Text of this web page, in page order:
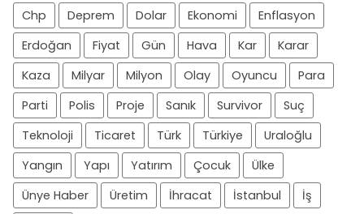
Chp
Deprem Dolar Ekonomi
Enflasyon
Erdoğan
Fiyat Gün Hava Kar
Karar
Kaza
Milyar Milyon Olay Oyuncu
Para
Parti
Polis Proje Sanık Survivor
Suç
Teknoloji
Ticaret Türk Türkiye
Uraloğlu
Yangın
Yapı Yatırım Çocuk
Ülke
Ünye Haber
Üretim İhracat İstanbul İş